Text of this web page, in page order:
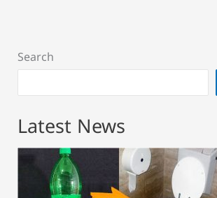
|Kalyani
Trains
Martial
Art
Search
Latest News